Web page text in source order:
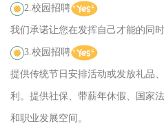
2.校园招聘
我们承诺让您在发挥自己才能的同
3.校园招聘
提供传统节日安排活动或发放礼品
利。提供社保、带薪年休假、国家
和职业发展空间。